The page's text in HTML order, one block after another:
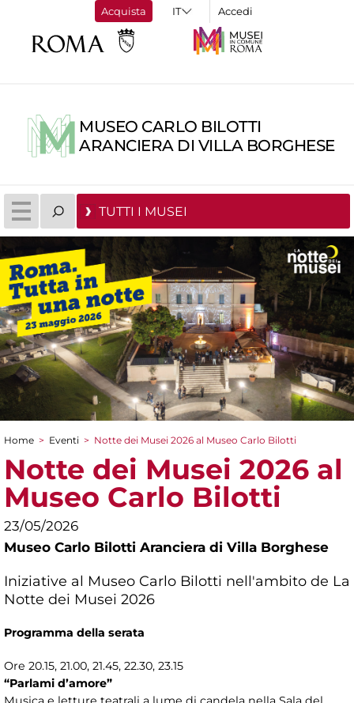
Acquista Accedi
MUSEO CARLO BILOTTI
ARANCIERA DI VILLA BORGHESE
TUTTI I MUSEI
Tu sei qui
Home > Eventi > Notte dei Musei 2026 al Museo Carlo Bilotti
Notte dei Musei 2026 al
Museo Carlo Bilotti
23/05/2026
Museo Carlo Bilotti Aranciera di Villa Borghese
Iniziative al Museo Carlo Bilotti nell'ambito de La
Notte dei Musei 2026
Programma della serata
Ore 20.15, 21.00, 21.45, 22.30, 23.15
“Parlami d’amore”